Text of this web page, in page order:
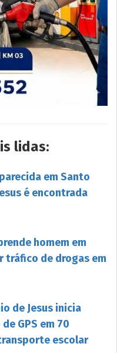
lidas:
em Santo
é encontrada
homem em
tráfico de drogas em
de Jesus inicia
GPS em 70
escolar